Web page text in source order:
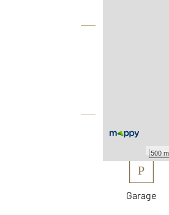
500 m
P
Garage